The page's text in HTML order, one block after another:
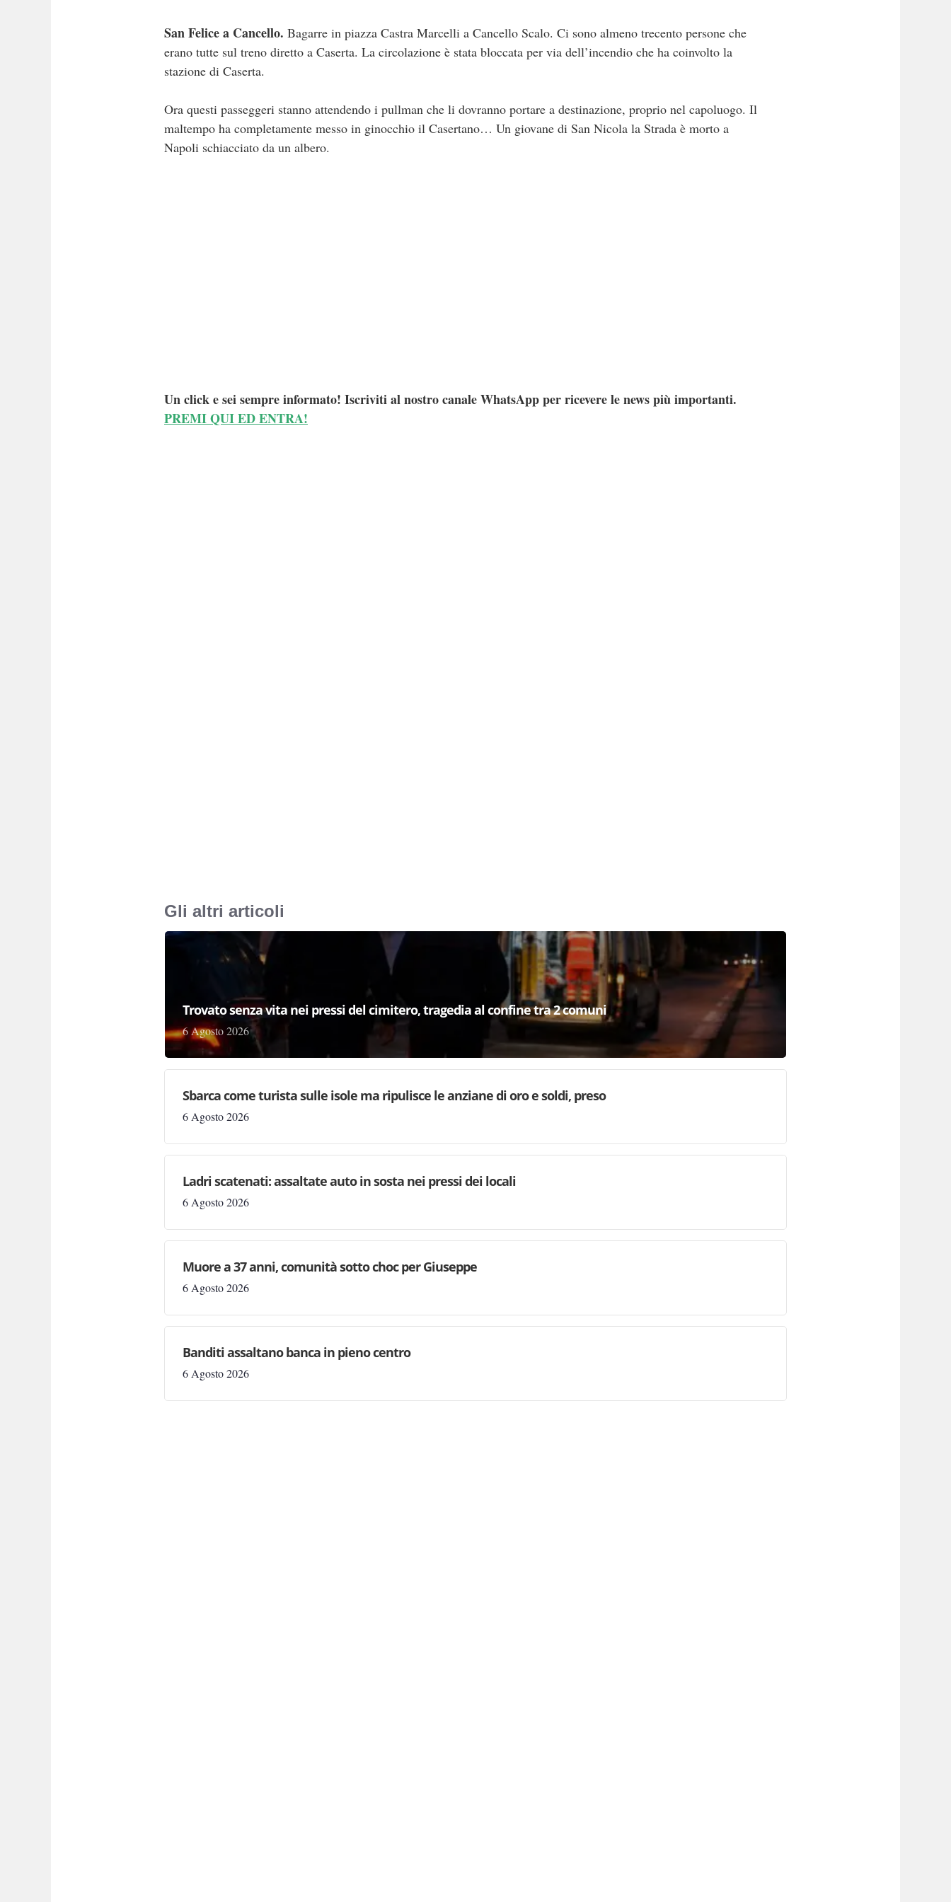
San Felice a Cancello. Bagarre in piazza Castra Marcelli a Cancello Scalo. Ci sono almeno trecento persone che
erano tutte sul treno diretto a Caserta. La circolazione è stata bloccata per via dell’incendio che ha coinvolto la
stazione di Caserta.
Ora questi passeggeri stanno attendendo i pullman che li dovranno portare a destinazione, proprio nel capoluogo. Il
maltempo ha completamente messo in ginocchio il Casertano… Un giovane di San Nicola la Strada è morto a
Napoli schiacciato da un albero.
Un click e sei sempre informato! Iscriviti al nostro canale WhatsApp per ricevere le news più importanti.
PREMI QUI ED ENTRA!
Gli altri articoli
Trovato senza vita nei pressi del cimitero, tragedia al confine tra 2 comuni
6 Agosto 2026
Sbarca come turista sulle isole ma ripulisce le anziane di oro e soldi, preso
6 Agosto 2026
Ladri scatenati: assaltate auto in sosta nei pressi dei locali
6 Agosto 2026
Muore a 37 anni, comunità sotto choc per Giuseppe
6 Agosto 2026
Banditi assaltano banca in pieno centro
6 Agosto 2026